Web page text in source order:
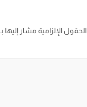
الحقول الإلزامية مشار إليها